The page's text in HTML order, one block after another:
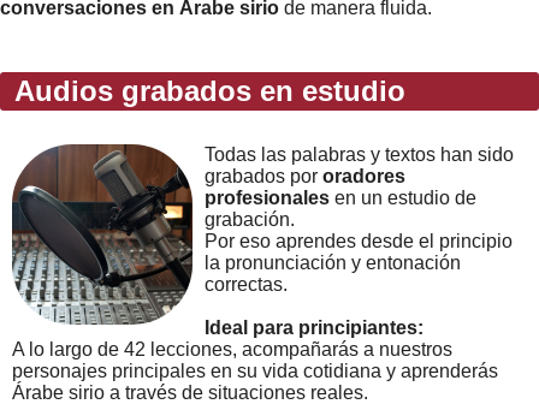
conversaciones en Árabe sirio de manera fluida.
Audios grabados en estudio
Todas las palabras y textos han sido
grabados por oradores
profesionales en un estudio de
grabación.
Por eso aprendes desde el principio
la pronunciación y entonación
correctas.
Ideal para principiantes:
A lo largo de 42 lecciones, acompañarás a nuestros
personajes principales en su vida cotidiana y aprenderás
Árabe sirio a través de situaciones reales.